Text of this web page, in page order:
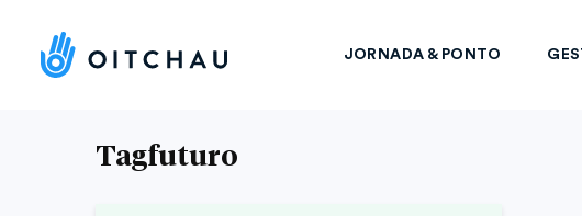
JORNADA & PONTO
Tagfuturo